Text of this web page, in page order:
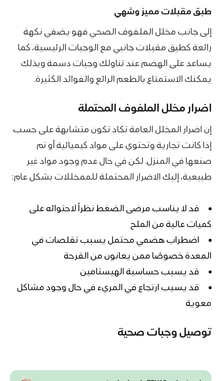
طبق مقبلات مميز وشهي
إلى جانب مخلل الملفوف الصحي فهو يضفي نكهة
رائعة كطبق مقبلات جانبي مع الوجبات الرئيسية، كما
يساعد على الهضم عند تناولك وجبات دسمة وبذلك
يمكنك الاستمتاع بالطعم الرائع والفوائد الكثيرة.
اضرار مخلل الملفوف المحتملة
إن اضرار المخلل العامة تكاد تكون متشابهة على حسب
إذا كانت تجارية وتحتوي على مواد كيميائية أو تم
صنعها في المنزل. لكن في حال عدم وجود مواد غير
طبيعية، إليك الاضرار المحتملة للممخللات بشكل عام:
قد لا يناسب مرضى الضغط نظراً لاحتوائه على
كميات عالية من الملح
اضطراب هضمي محتمل يسبب تقلصات في
المعدة خصوصًا ممن يعانون من القرحة
قد يسبب حساسية الهيستامين
قد يسبب ارتجاع في المريء في حال وجود مشاكل
معوية
توصيل وجبات صحية